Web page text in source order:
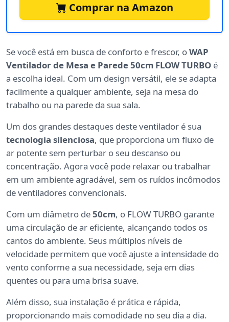
Comprar na Amazon
Se você está em busca de conforto e frescor, oWAP
Ventilador de Mesa e Parede 50cm FLOW TURBO é
a escolha ideal. Com um design versátil, ele se adapta
facilmente a qualquer ambiente, seja na mesa do
trabalho ou na parede da sua sala.
Um dos grandes destaques deste ventilador é sua
tecnologia silenciosa, que proporciona um fluxo de
ar potente sem perturbar o seu descanso ou
concentração. Agora você pode relaxar ou trabalhar
em um ambiente agradável, sem os ruídos incômodos
de ventiladores convencionais.
Com um diâmetro de50cm, o FLOW TURBO garante
uma circulação de ar eficiente, alcançando todos os
cantos do ambiente. Seus múltiplos níveis de
velocidade permitem que você ajuste a intensidade do
vento conforme a sua necessidade, seja em dias
quentes ou para uma brisa suave.
Além disso, sua instalação é prática e rápida,
proporcionando mais comodidade no seu dia a dia.